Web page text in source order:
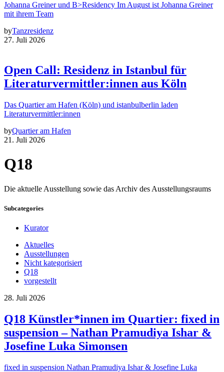
Johanna Greiner und B>Residency Im August ist Johanna Greiner
mit ihrem Team
byTanzresidenz
27. Juli 2026
Open Call: Residenz in Istanbul für
Literaturvermittler:innen aus Köln
Das Quartier am Hafen (Köln) und istanbulberlin laden
Literaturvermittler:innen
byQuartier am Hafen
21. Juli 2026
Q18
Die aktuelle Ausstellung sowie das Archiv des Ausstellungsraums
Subcategories
Kurator
Aktuelles
Ausstellungen
Nicht kategorisiert
Q18
vorgestellt
28. Juli 2026
Q18 Künstler*innen im Quartier: fixed in
suspension – Nathan Pramudiya Ishar &
Josefine Luka Simonsen
fixed in suspension Nathan Pramudiya Ishar & Josefine Luka